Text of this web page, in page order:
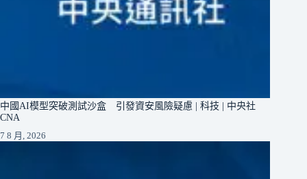
中國AI模型突破測試沙盒 引發資安風險疑慮 | 科技 | 中央社
CNA
7 8 月, 2026